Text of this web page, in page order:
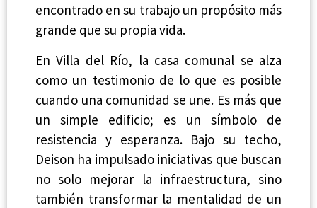
encontrado en su trabajo un propósito más
grande que su propia vida.
En Villa del Río, la casa comunal se alza
como un testimonio de lo que es posible
cuando una comunidad se une. Es más que
un simple edificio; es un símbolo de
resistencia y esperanza. Bajo su techo,
Deison ha impulsado iniciativas que buscan
no solo mejorar la infraestructura, sino
también transformar la mentalidad de un